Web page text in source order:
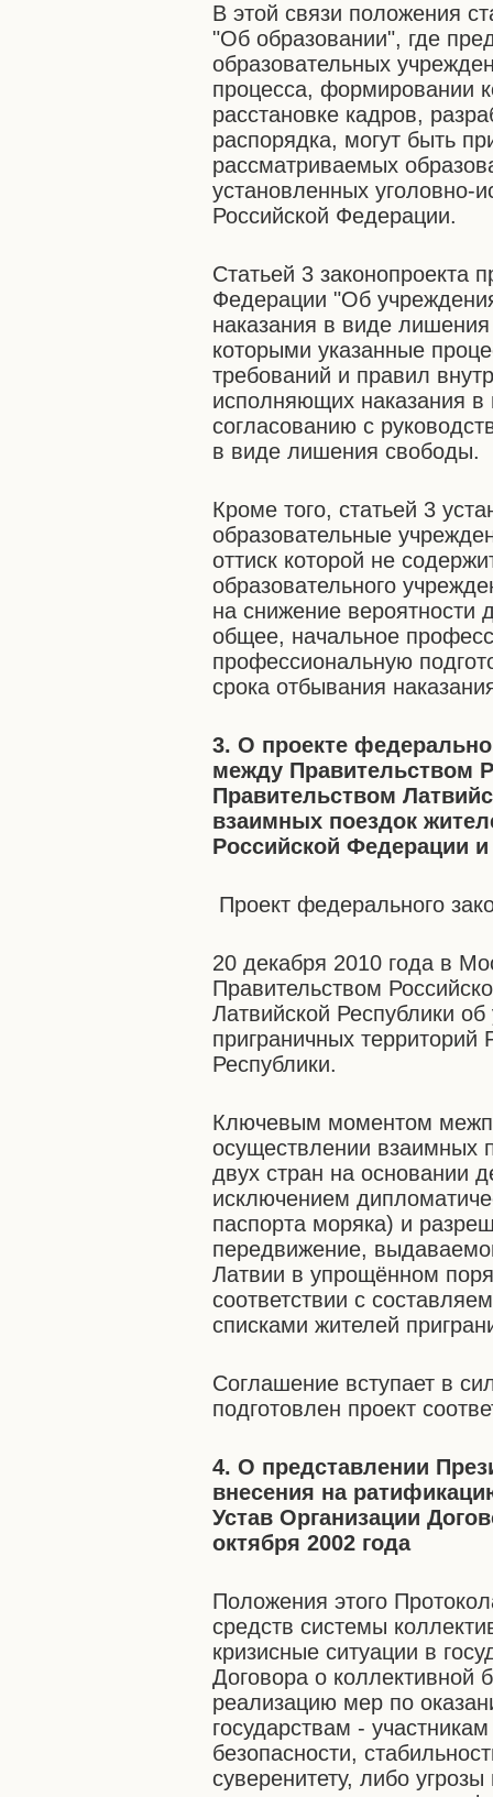
В этой связи положения
"Об образовании", где
образовательных
процесса, формировании
расстановке кадров,
распорядка, могут быть
рассматриваемых
установленных уголовно-
Российской Федерации.
Статьей 3 законопроекта
Федерации "Об
наказания в виде
которыми указанные
требований и правил
исполняющих наказания
согласованию с
в виде лишения свободы.
Кроме того, статьей 3
образовательные
оттиск которой не
образовательного
на снижение вероятности
общее, начальное
профессиональную
срока отбывания
3. О проекте
между Правительством
Правительством
взаимных поездок
Российской Федерации
Проект федерального
20 декабря 2010 года в
Правительством
Латвийской Республики
приграничных
Республики.
Ключевым моментом
осуществлении взаимных
двух стран на основании
исключением
паспорта моряка) и
передвижение,
Латвии в упрощённом
соответствии с
списками жителей
Соглашение вступает в
подготовлен проект
4. О представлении
внесения на
Устав Организации
октября 2002 года
Положения этого
средств системы
кризисные ситуации в
Договора о коллективной
реализацию мер по
государствам -
безопасности,
суверенитету, либо